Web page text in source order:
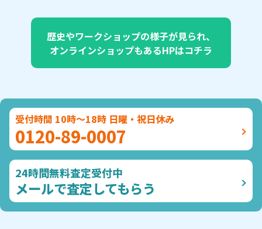
歴史やワークショップの様子が見られ、
オンラインショップもあるHPはコチラ
受付時間 10時～18時 日曜・祝日休み
0120-89-0007
24時間無料査定受付中
メールで査定してもらう